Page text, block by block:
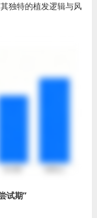
独特的植发逻辑与风
试期”